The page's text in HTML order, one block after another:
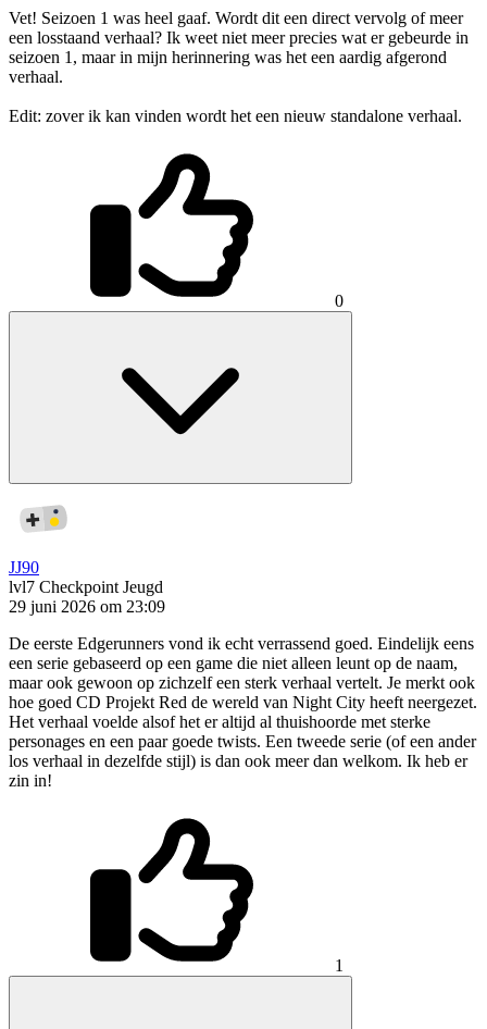
Vet! Seizoen 1 was heel gaaf. Wordt dit een direct vervolg of meer
een losstaand verhaal? Ik weet niet meer precies wat er gebeurde in
seizoen 1, maar in mijn herinnering was het een aardig afgerond
verhaal.
Edit: zover ik kan vinden wordt het een nieuw standalone verhaal.
0
JJ90
lvl7 Checkpoint Jeugd
29 juni 2026 om 23:09
De eerste Edgerunners vond ik echt verrassend goed. Eindelijk eens
een serie gebaseerd op een game die niet alleen leunt op de naam,
maar ook gewoon op zichzelf een sterk verhaal vertelt. Je merkt ook
hoe goed CD Projekt Red de wereld van Night City heeft neergezet.
Het verhaal voelde alsof het er altijd al thuishoorde met sterke
personages en een paar goede twists. Een tweede serie (of een ander
los verhaal in dezelfde stijl) is dan ook meer dan welkom. Ik heb er
zin in!
1